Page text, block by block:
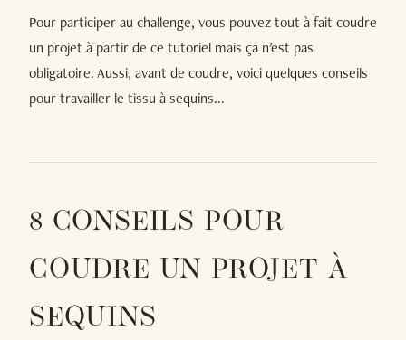
Pour participer au challenge, vous pouvez tout à fait coudre
un projet à partir de ce tutoriel mais ça n'est pas
obligatoire. Aussi, avant de coudre, voici quelques conseils
pour travailler le tissu à sequins...
8 CONSEILS POUR
COUDRE UN PROJET À
SEQUINS